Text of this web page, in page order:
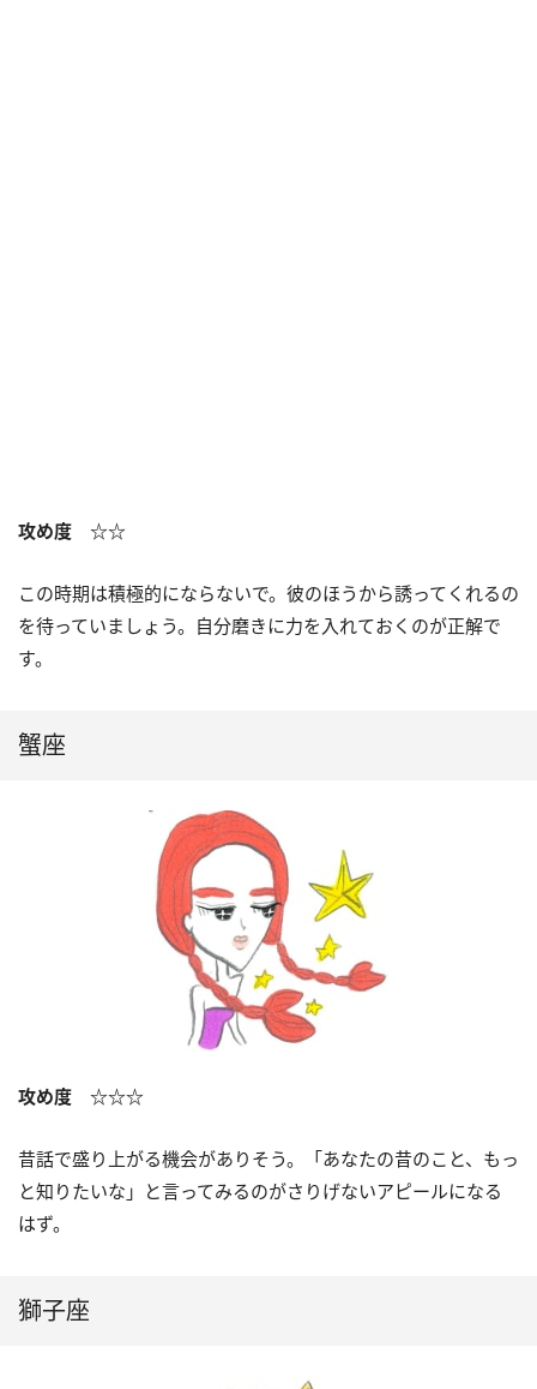
攻め度 ☆☆
この時期は積極的にならないで。彼のほうから誘ってくれるの
を待っていましょう。自分磨きに力を入れておくのが正解で
す。
蟹座
攻め度 ☆☆☆
昔話で盛り上がる機会がありそう。「あなたの昔のこと、もっ
と知りたいな」と言ってみるのがさりげないアピールになる
はず。
獅子座